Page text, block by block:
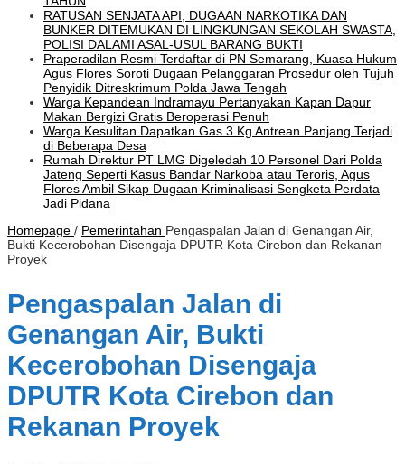
RATUSAN SENJATA API, DUGAAN NARKOTIKA DAN
BUNKER DITEMUKAN DI LINGKUNGAN SEKOLAH SWASTA,
POLISI DALAMI ASAL-USUL BARANG BUKTI
Praperadilan Resmi Terdaftar di PN Semarang, Kuasa Hukum
Agus Flores Soroti Dugaan Pelanggaran Prosedur oleh Tujuh
Penyidik Ditreskrimum Polda Jawa Tengah
Warga Kepandean Indramayu Pertanyakan Kapan Dapur
Makan Bergizi Gratis Beroperasi Penuh
Warga Kesulitan Dapatkan Gas 3 Kg Antrean Panjang Terjadi
di Beberapa Desa
Rumah Direktur PT LMG Digeledah 10 Personel Dari Polda
Jateng Seperti Kasus Bandar Narkoba atau Teroris, Agus
Flores Ambil Sikap Dugaan Kriminalisasi Sengketa Perdata
Jadi Pidana
Homepage / Pemerintahan Pengaspalan Jalan di Genangan Air,
Bukti Kecerobohan Disengaja DPUTR Kota Cirebon dan Rekanan
Proyek
Pengaspalan Jalan di
Genangan Air, Bukti
Kecerobohan Disengaja
DPUTR Kota Cirebon dan
Rekanan Proyek